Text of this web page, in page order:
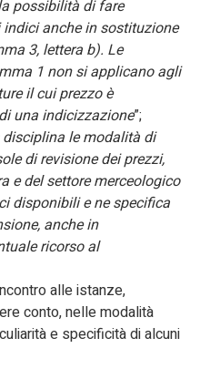
possibilità di fare
anche in sostituzione
3, lettera b). Le
1 non si applicano agli
il cui prezzo è
una indicizzazione”;
disciplina le modalità di
di revisione dei prezzi,
e del settore merceologico
disponibili e ne specifica
anche in
ricorso al
alle istanze,
conto, nelle modalità
e specificità di alcuni